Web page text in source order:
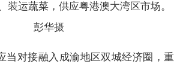
装运蔬菜，供应粤港澳大湾区市场。
彭华摄
对接融入成渝地区双城经济圈，重